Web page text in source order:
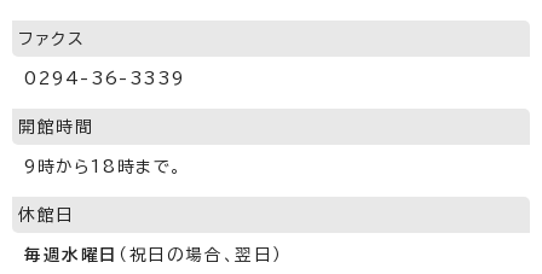
ファクス
0294-36-3339
開館時間
9時から18時まで。
休館日
毎週水曜日 （祝日の場合、翌日）